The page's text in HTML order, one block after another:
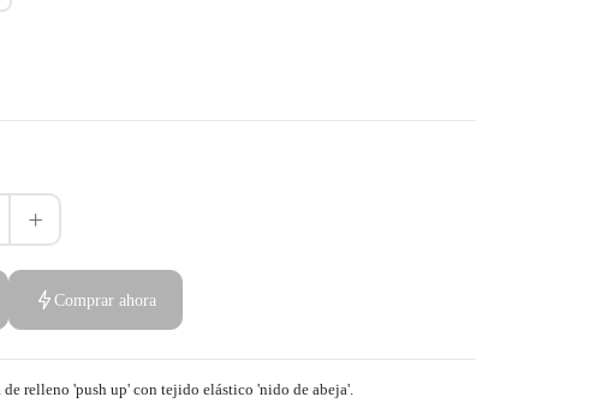
Comprar ahora
de relleno 'push up' con tejido elástico 'nido de abeja'.